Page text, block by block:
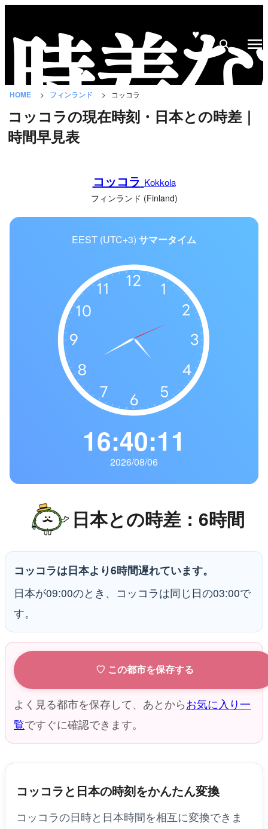
♥
HOME フィンランド コッコラ
コッコラの現在時刻・日本との時差｜
時間早見表
コッコラ Kokkola
フィンランド (Finland)
EEST (UTC+3) サマータイム
16:40:12
2026/08/06
日本との時差：6時間
コッコラは日本より6時間遅れています。
日本が09:00のとき、コッコラは同じ日の03:00で
す。
♡ この都市を保存する
よく見る都市を保存して、あとからお気に入り一
覧ですぐに確認できます。
コッコラと日本の時刻をかんたん変換
コッコラの日時と日本時間を相互に変換できま
な
と
は？